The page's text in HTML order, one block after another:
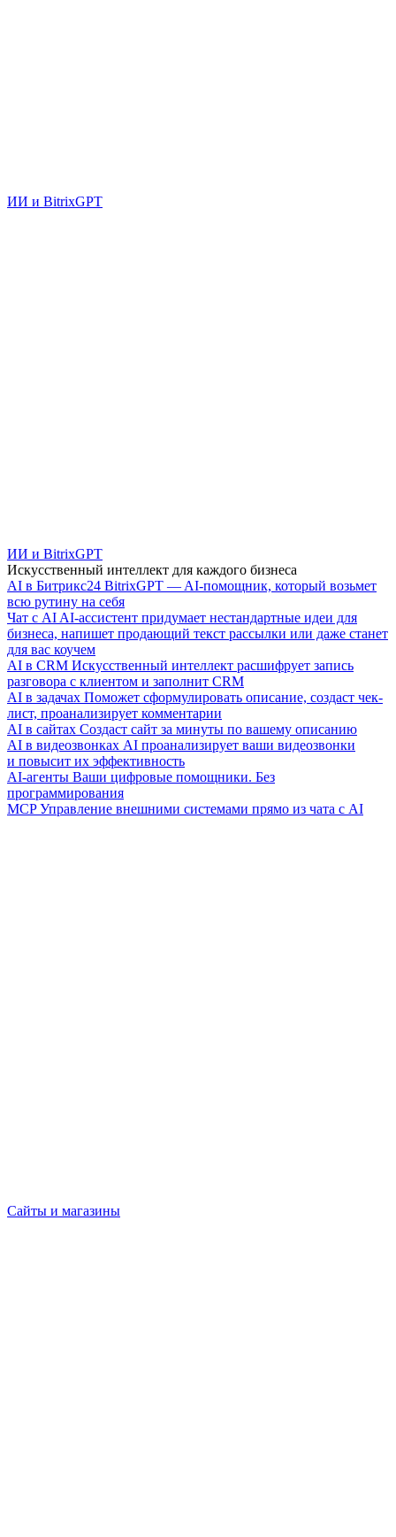
ИИ и BitrixGPT
ИИ и BitrixGPT
Искусственный интеллект для каждого бизнеса
AI в Битрикс24 BitrixGPT — AI-помощник, который возьмет
всю рутину на себя
Чат с AI AI-ассистент придумает нестандартные идеи для
бизнеса, напишет продающий текст рассылки или даже станет
для вас коучем
AI в CRM Искусственный интеллект расшифрует запись
разговора с клиентом и заполнит CRM
AI в задачах Поможет сформулировать описание, создаст чек-
лист, проанализирует комментарии
AI в сайтах Создаст сайт за минуты по вашему описанию
AI в видеозвонках AI проанализирует ваши видеозвонки
и повысит их эффективность
AI-агенты Ваши цифровые помощники. Без
программирования
MCP Управление внешними системами прямо из чата с AI
Сайты и магазины